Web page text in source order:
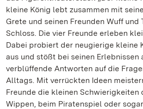
kleine König lebt zusammen mit
Grete und seinen Freunden Wuff und
Schloss. Die vier Freunde erleben
Dabei probiert der neugierige kleine
aus und stößt bei seinen Erlebnissen
verblüffende Antworten auf die
Alltags. Mit verrückten Ideen
Freunde die kleinen Schwierigkeiten
Wippen, beim Piratenspiel oder